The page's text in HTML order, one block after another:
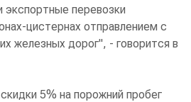
экспортные перевозки
цистернах отправлением с
железных дорог", - говорится в
5% на порожний пробег